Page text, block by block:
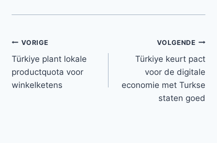
Bericht
navigatie
VORIGE
Türkiye plant lokale
productquota voor
winkelketens
VOLGENDE
Türkiye keurt pact
voor de digitale
economie met Turkse
staten goed